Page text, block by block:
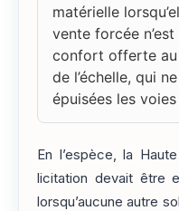
matérielle
vente forcée
confort offerte au
de l’échelle, qui
épuisées les
En l’espèce, la
licitation devait être
lorsqu’aucune autre